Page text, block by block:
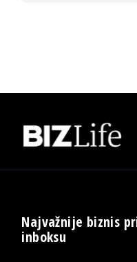
Najvažnije biznis
inboksu